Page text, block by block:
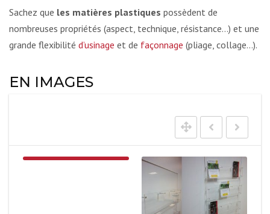
Sachez que les matières plastiques possèdent de
nombreuses propriétés (aspect, technique, résistance…) et une
grande flexibilité d’usinage et de façonnage (pliage, collage…).
EN IMAGES